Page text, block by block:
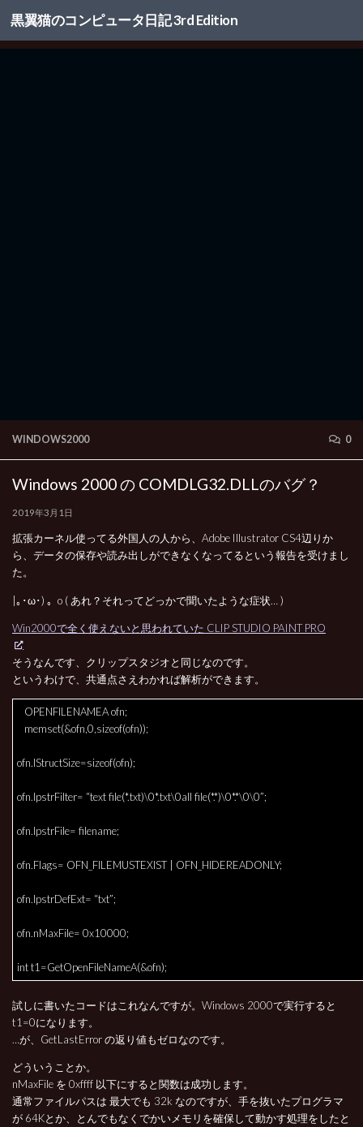
コンテンツへスキップ
黒翼猫のコンピュータ日記 3rd Edition
WINDOWS2000 0
Windows 2000 の COMDLG32.DLLのバグ？
2019年3月1日
拡張カーネル使ってる外国人の人から、Adobe Illustrator CS4辺りか
ら、データの保存や読み出しができなくなってるという報告を受けまし
た。
|｡･ω･) 。o ( あれ？それってどっかで聞いたような症状… )
Win2000で全く使えないと思われていた CLIP STUDIO PAINT PRO
そうなんです、クリップスタジオと同じなのです。
というわけで、共通点さえわかれば解析ができます。
OPENFILENAMEA ofn;
memset(&ofn,0,sizeof(ofn));
ofn.lStructSize=sizeof(ofn);
ofn.lpstrFilter= “text file(*.txt)\0*.txt\0all file(*.*)\0*.*\0\0”;
ofn.lpstrFile= filename;
ofn.Flags= OFN_FILEMUSTEXIST | OFN_HIDEREADONLY;
ofn.lpstrDefExt= “txt”;
ofn.nMaxFile= 0x10000;
int t1=GetOpenFileNameA(&ofn);
試しに書いたコードはこれなんですが。Windows 2000で実行すると
t1=0になります。
…が、GetLastError の返り値もゼロなのです。
どういうことか。
nMaxFile を 0xffff 以下にすると関数は成功します。
通常ファイルパスは 最大でも 32k なのですが、手を抜いたプログラマ
が 64Kとか、とんでもなくでかいメモリを確保して動かす処理をしたと